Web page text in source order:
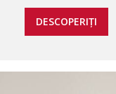
DESCOPERIȚI